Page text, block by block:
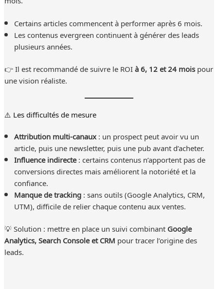
Certains articles commencent à performer après 6 mois.
Les contenus evergreen continuent à générer des leads
plusieurs années.
👉 Il est recommandé de suivre le ROIà 6, 12 et 24 moispour
une vision réaliste.
⚠️ Les difficultés de mesure
Attribution multi-canaux: un prospect peut avoir vu un
article, puis une newsletter, puis une pub avant d’acheter.
Influence indirecte: certains contenus n’apportent pas de
conversions directes mais améliorent la notoriété et la
confiance.
Manque de tracking: sans outils (Google Analytics, CRM,
UTM), difficile de relier chaque contenu aux ventes.
💡 Solution : mettre en place un suivi combinantGoogle
Analytics, Search Console et CRM pour tracer l’origine des
leads.